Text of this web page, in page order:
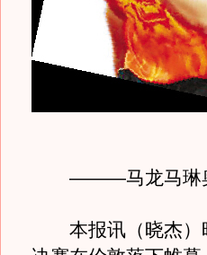
———马龙马琳奥
本报讯（晓杰）